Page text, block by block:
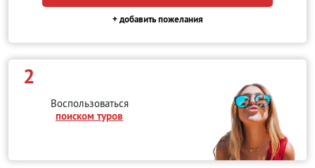
+ добавить пожелания
2
Воспользоваться
поиском туров